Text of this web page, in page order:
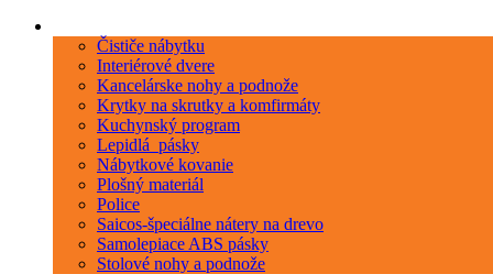
Čističe nábytku
Interiérové dvere
Kancelárske nohy a podnože
Krytky na skrutky a komfirmáty
Kuchynský program
Lepidlá_pásky
Nábytkové kovanie
Plošný materiál
Police
Saicos-špeciálne nátery na drevo
Samolepiace ABS pásky
Stolové nohy a podnože